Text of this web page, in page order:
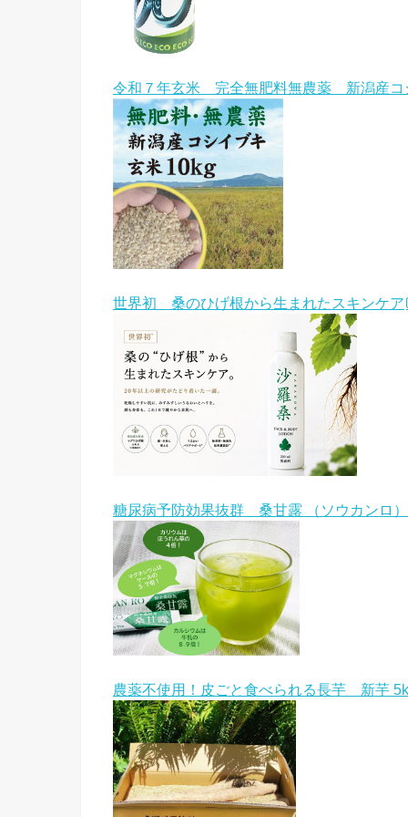
令和７年玄米 完全無肥料無農薬 新潟産コ
世界初 桑のひげ根から生まれたスキンケア
糖尿病予防効果抜群 桑甘露 （ソウカンロ）
農薬不使用！皮ごと食べられる長芋 新芋